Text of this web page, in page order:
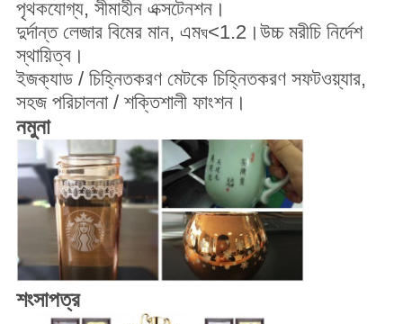
পৃথকযোগ্য, সীমাহীন এক্সটেনশন।
দুর্দান্ত লেজার বিমের মান, এমঘ<1.2।উচ্চ মরীচি নির্দেশ
স্থায়িত্ব।
ইজক্যাড / চিহ্নিতকরণ মেটকে চিহ্নিতকরণ সফটওয়্যার,
সহজ পরিচালনা / শক্তিশালী ফাংশন।
নমুনা
শংসাপত্র